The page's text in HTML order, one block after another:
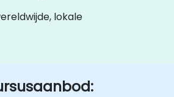
lokale